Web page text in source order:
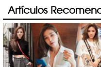
Artículos